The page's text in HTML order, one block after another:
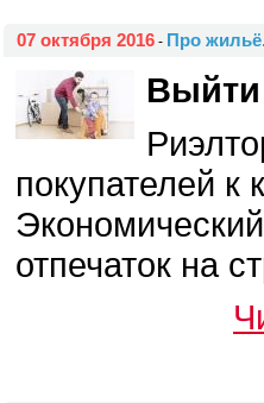
07 октября 2016 - Про
Выйти
покупателей
отпечаток на